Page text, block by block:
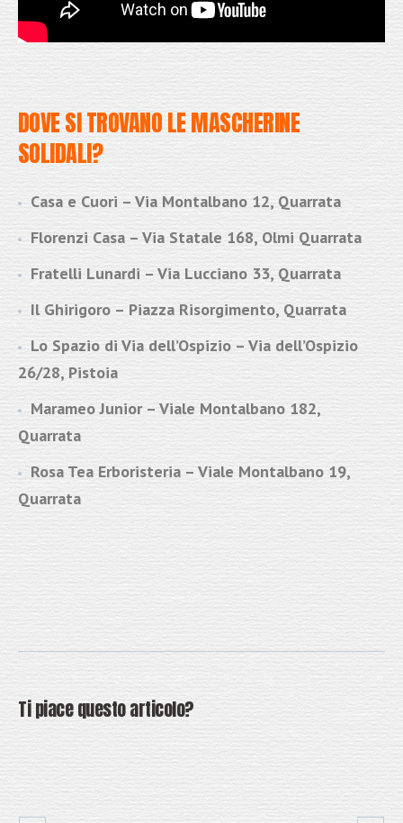
DOVE SI TROVANO LE MASCHERINE
SOLIDALI?
Casa e Cuori – Via Montalbano 12, Quarrata
Florenzi Casa – Via Statale 168, Olmi Quarrata
Fratelli Lunardi – Via Lucciano 33, Quarrata
Il Ghirigoro – Piazza Risorgimento, Quarrata
Lo Spazio di Via dell’Ospizio – Via dell’Ospizio
26/28, Pistoia
Marameo Junior – Viale Montalbano 182,
Quarrata
Rosa Tea Erboristeria – Viale Montalbano 19,
Quarrata
Ti piace questo articolo?